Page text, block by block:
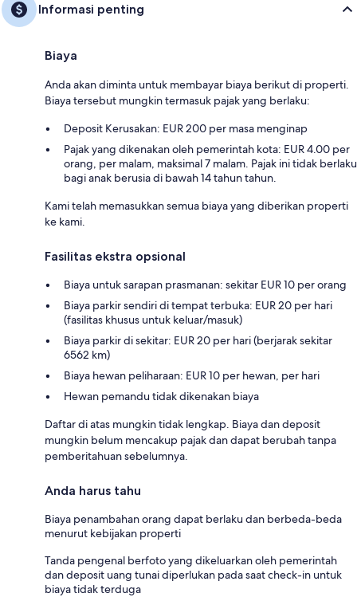
Informasi penting
Biaya
Anda akan diminta untuk membayar biaya berikut di properti.
Biaya tersebut mungkin termasuk pajak yang berlaku:
Deposit Kerusakan: EUR 200 per masa menginap
Pajak yang dikenakan oleh pemerintah kota: EUR 4.00 per
orang, per malam, maksimal 7 malam. Pajak ini tidak berlaku
bagi anak berusia di bawah 14 tahun tahun.
Kami telah memasukkan semua biaya yang diberikan properti
ke kami.
Fasilitas ekstra opsional
Biaya untuk sarapan prasmanan: sekitar EUR 10 per orang
Biaya parkir sendiri di tempat terbuka: EUR 20 per hari
(fasilitas khusus untuk keluar/masuk)
Biaya parkir di sekitar: EUR 20 per hari (berjarak sekitar
6562 km)
Biaya hewan peliharaan: EUR 10 per hewan, per hari
Hewan pemandu tidak dikenakan biaya
Daftar di atas mungkin tidak lengkap. Biaya dan deposit
mungkin belum mencakup pajak dan dapat berubah tanpa
pemberitahuan sebelumnya.
Anda harus tahu
Biaya penambahan orang dapat berlaku dan berbeda-beda
menurut kebijakan properti
Tanda pengenal berfoto yang dikeluarkan oleh pemerintah
dan deposit uang tunai diperlukan pada saat check-in untuk
biaya tidak terduga